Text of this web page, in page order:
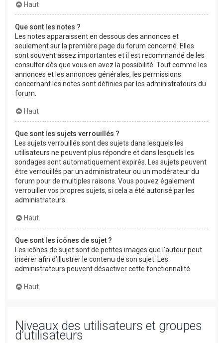
Haut
Que sont les notes ?
Les notes apparaissent en dessous des annonces et
seulement sur la première page du forum concerné. Elles
sont souvent assez importantes et il est recommandé de les
consulter dès que vous en avez la possibilité. Tout comme les
annonces et les annonces générales, les permissions
concernant les notes sont définies par les administrateurs du
forum.
Haut
Que sont les sujets verrouillés ?
Les sujets verrouillés sont des sujets dans lesquels les
utilisateurs ne peuvent plus répondre et dans lesquels les
sondages sont automatiquement expirés. Les sujets peuvent
être verrouillés par un administrateur ou un modérateur du
forum pour de multiples raisons. Vous pouvez également
verrouiller vos propres sujets, si cela a été autorisé par les
administrateurs.
Haut
Que sont les icônes de sujet ?
Les icônes de sujet sont de petites images que l’auteur peut
insérer afin d’illustrer le contenu de son sujet. Les
administrateurs peuvent désactiver cette fonctionnalité.
Haut
Niveaux des utilisateurs et groupes
d’utilisateurs